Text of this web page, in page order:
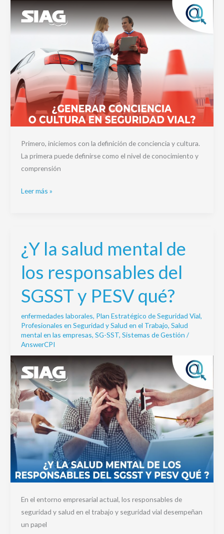
Primero, iniciemos con la definición de conciencia y cultura.
La primera puede definirse como el nivel de conocimiento y
comprensión
Leer más »
¿Y la salud mental de
los responsables del
SGSST y PESV qué?
enfermedades laborales, Plan Estratégico de Seguridad Vial,
Profesionales en Seguridad y Salud en el Trabajo, Salud
mental en las empresas, SG-SST, Sistemas de Gestión /
AnswerCPI
En el entorno empresarial actual, los responsables de
seguridad y salud en el trabajo y seguridad vial desempeñan
un papel
la
salud
mental
de
los
responsables
del
SGSST
y
PESV
qué?